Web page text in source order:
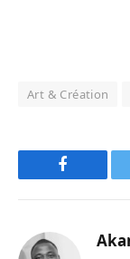
Art & Création
Facebook